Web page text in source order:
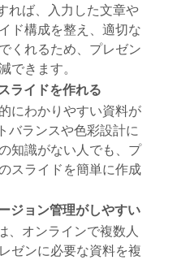
れば、入力した文章や
ド構成を整え、適切な
くれるため、プレゼン
できます。
ライドを作れる
にわかりやすい資料が
バランスや色彩設計に
知識がない人でも、プ
スライドを簡単に作成
ジョン管理がしやすい
、オンラインで複数人
ゼンに必要な資料を複